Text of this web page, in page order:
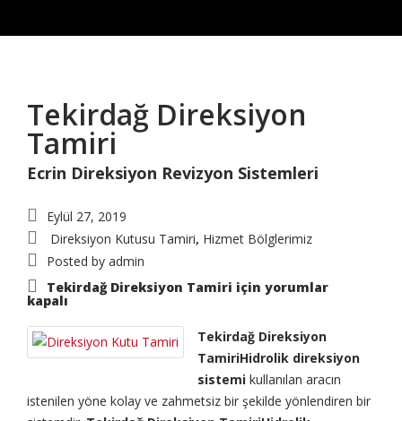
Tekirdağ Direksiyon
Tamiri
Ecrin Direksiyon Revizyon Sistemleri
Eylül 27, 2019
Direksiyon Kutusu Tamiri, Hizmet Bölglerimiz
Posted by admin
Tekirdağ Direksiyon Tamiri için yorumlar
kapalı
Tekirdağ Direksiyon
TamiriHidrolik direksiyon
sistemi kullanılan aracın
istenilen yöne kolay ve zahmetsiz bir şekilde yönlendiren bir